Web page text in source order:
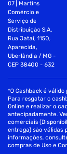
07 | Martins
Comércio e
Serviço de
Distribuição S.A.
Rua Jataí, 1150,
Aparecida,
Uberlândia / MG -
CEP 38400 - 632
*O Cashback é
Para resgatar o
Online e realizar o
antecipadamente.
comerciais
entrega) são válidas
informações,
compras de Uso e